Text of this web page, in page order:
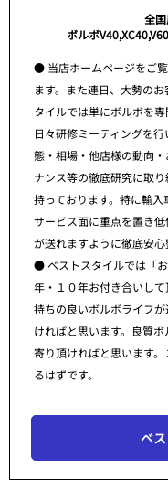
全
ボルボ
● 当店ホームページをご
ます。また連日、大勢の
タイルでは単にボルボを
日々研修ミーティングを
態・相場・他店様の動向
ナンス等の徹底研究に取
持っております。特に輸
サービス面に重点を置き
が送れますように徹底安心
● ベストスタイルでは「
年・１０年お付き合いし
持ちの良いボルボライフ
ければと思います。良質
寄り頂ければと思います
るはずです。
ベ